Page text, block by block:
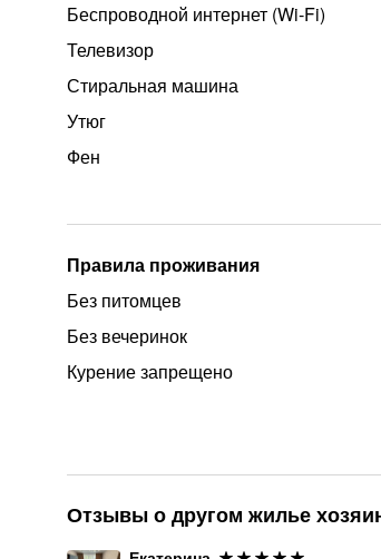
Беспроводной интернет (Wi‑Fi)
Телевизор
Стиральная машина
Утюг
Фен
Правила проживания
Без питомцев
Без вечеринок
Курение запрещено
Отзывы о другом жилье